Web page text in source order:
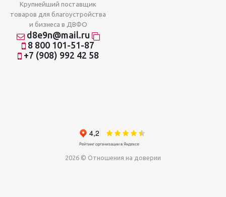
Крупнейший поставщик
товаров для благоустройства
и бизнеса в ДВФО
d8e9n@mail.ru
8 800 101-51-87
+7 (908) 992 42 58
2026 © Отношения на доверии